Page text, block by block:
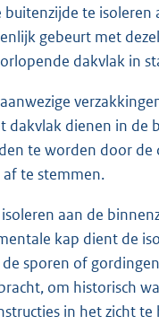
buitenzijde te isoleren
gebeurt met
dakvlak in
dakvlak dienen in de
te worden door de
te stemmen.
aan de
kap dient de
de sporen of
om historisch
in het zicht te